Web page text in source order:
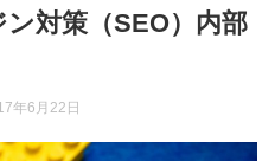
対策（SEO）内部
年6月22日